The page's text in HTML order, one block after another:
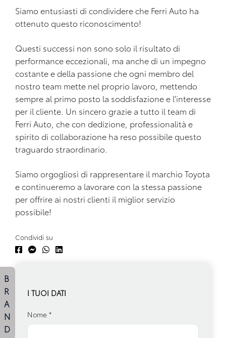
Siamo entusiasti di condividere che Ferri Auto ha
ottenuto questo riconoscimento!
Questi successi non sono solo il risultato di
performance eccezionali, ma anche di un impegno
costante e della passione che ogni membro del
nostro team mette nel proprio lavoro, mettendo
sempre al primo posto la soddisfazione e l'interesse
per il cliente. Un sincero grazie a tutto il team di
Ferri Auto, che con dedizione, professionalità e
spirito di collaborazione ha reso possibile questo
traguardo straordinario.
Siamo orgogliosi di rappresentare il marchio Toyota
e continueremo a lavorare con la stessa passione
per offrire ai nostri clienti il miglior servizio
possibile!
Condividi su
I TUOI DATI
Nome *
B
R
A
N
D